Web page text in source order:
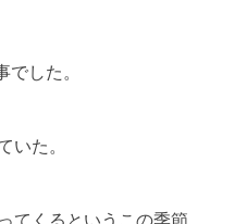
した。
いた。
てくるというこの季節